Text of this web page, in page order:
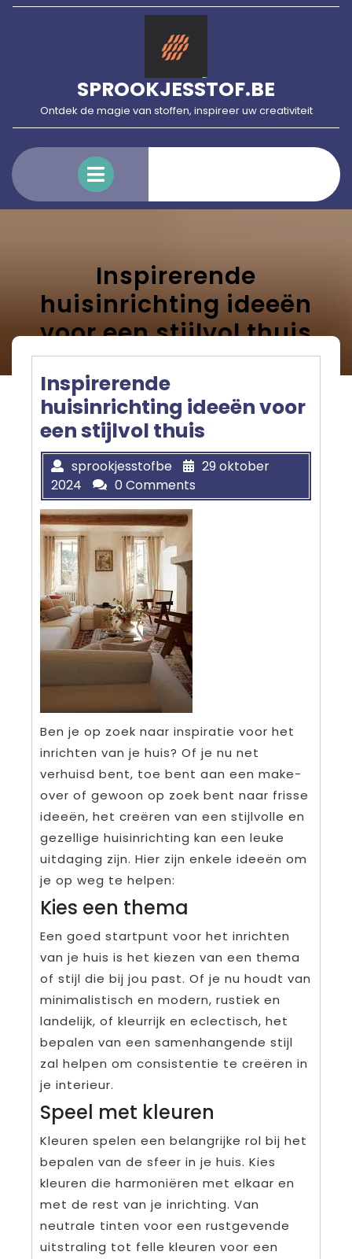
Skip
SPROOKJESSTOF.BE
Ontdek de magie van stoffen, inspireer uw creativiteit
Menu
Inspirerende
huisinrichting ideeën
voor een stijlvol thuis
Inspirerende
huisinrichting ideeën voor
een stijlvol thuis
sprookjesstofbe
29 oktober
2024
0 Comments
Ben je op zoek naar inspiratie voor het
inrichten van je huis? Of je nu net
verhuisd bent, toe bent aan een make-
over of gewoon op zoek bent naar frisse
ideeën, het creëren van een stijlvolle en
gezellige huisinrichting kan een leuke
uitdaging zijn. Hier zijn enkele ideeën om
je op weg te helpen:
Kies een thema
Een goed startpunt voor het inrichten
van je huis is het kiezen van een thema
of stijl die bij jou past. Of je nu houdt van
minimalistisch en modern, rustiek en
landelijk, of kleurrijk en eclectisch, het
bepalen van een samenhangende stijl
zal helpen om consistentie te creëren in
je interieur.
Speel met kleuren
Kleuren spelen een belangrijke rol bij het
bepalen van de sfeer in je huis. Kies
kleuren die harmoniëren met elkaar en
met de rest van je inrichting. Van
neutrale tinten voor een rustgevende
uitstraling tot felle kleuren voor een